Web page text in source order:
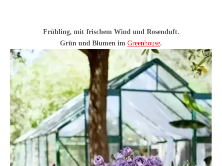
Frühling, mit frischem Wind und Rosenduft.
Grün und Blumen im Greenhouse.